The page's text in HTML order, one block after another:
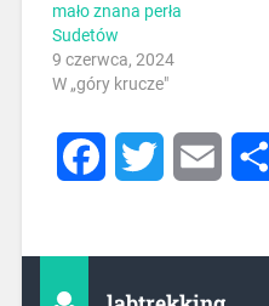
mało znana perła
Sudetów
9 czerwca, 2024
W „góry krucze"
FacebookTwitter Email